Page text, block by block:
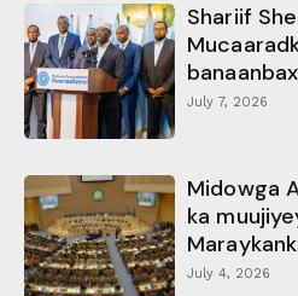
Shariif
July 7, 2026
Midowga
ka
July 4, 2026